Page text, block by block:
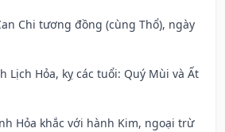
Chi tương đồng (cùng Thổ), ngày
Lịch Hỏa, kỵ các tuổi: Quý Mùi và Ất
Hỏa khắc với hành Kim, ngoại trừ